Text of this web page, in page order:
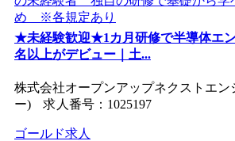
★未経験歓迎★1カ月研修で半導体エ
名以上がデビュー｜土...
株式会社オープンアップネクストエン
ー) 求人番号：1025197
ゴールド求人